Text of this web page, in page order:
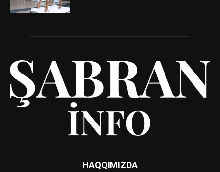
HAQQIMIZDA